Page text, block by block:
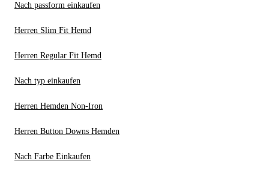
Nach passform einkaufen
Herren Slim Fit Hemd
Herren Regular Fit Hemd
Nach typ einkaufen
Herren Hemden Non-Iron
Herren Button Downs Hemden
Nach Farbe Einkaufen